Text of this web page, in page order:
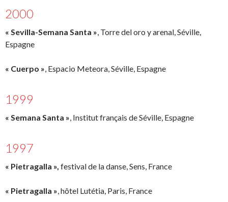
2000
« Sevilla-Semana Santa », Torre del oro y arenal, Séville,
Espagne
« Cuerpo », Espacio Meteora, Séville, Espagne
1999
« Semana Santa », Institut français de Séville, Espagne
1997
« Pietragalla », festival de la danse, Sens, France
« Pietragalla », hôtel Lutétia, Paris, France